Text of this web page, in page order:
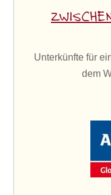
Unterkünfte für
dem